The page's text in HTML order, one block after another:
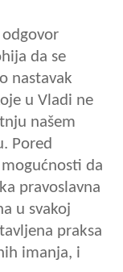
odgovor
da se
nastavak
u Vladi ne
našem
Pored
da
pravoslavna
u svakoj
praksa
imanja, i